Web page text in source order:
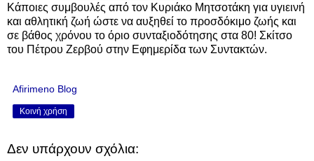
Κάποιες συμβουλές από τον Κυριάκο Μητσοτάκη για υγιεινή
και αθλητική ζωή ώστε να αυξηθεί το προσδόκιμο ζωής και
σε βάθος χρόνου το όριο συνταξιοδότησης στα 80! Σκίτσο
του Πέτρου Ζερβού στην Εφημερίδα των Συντακτών.
Afirimeno Blog
Κοινή χρήση
Δεν υπάρχουν σχόλια: